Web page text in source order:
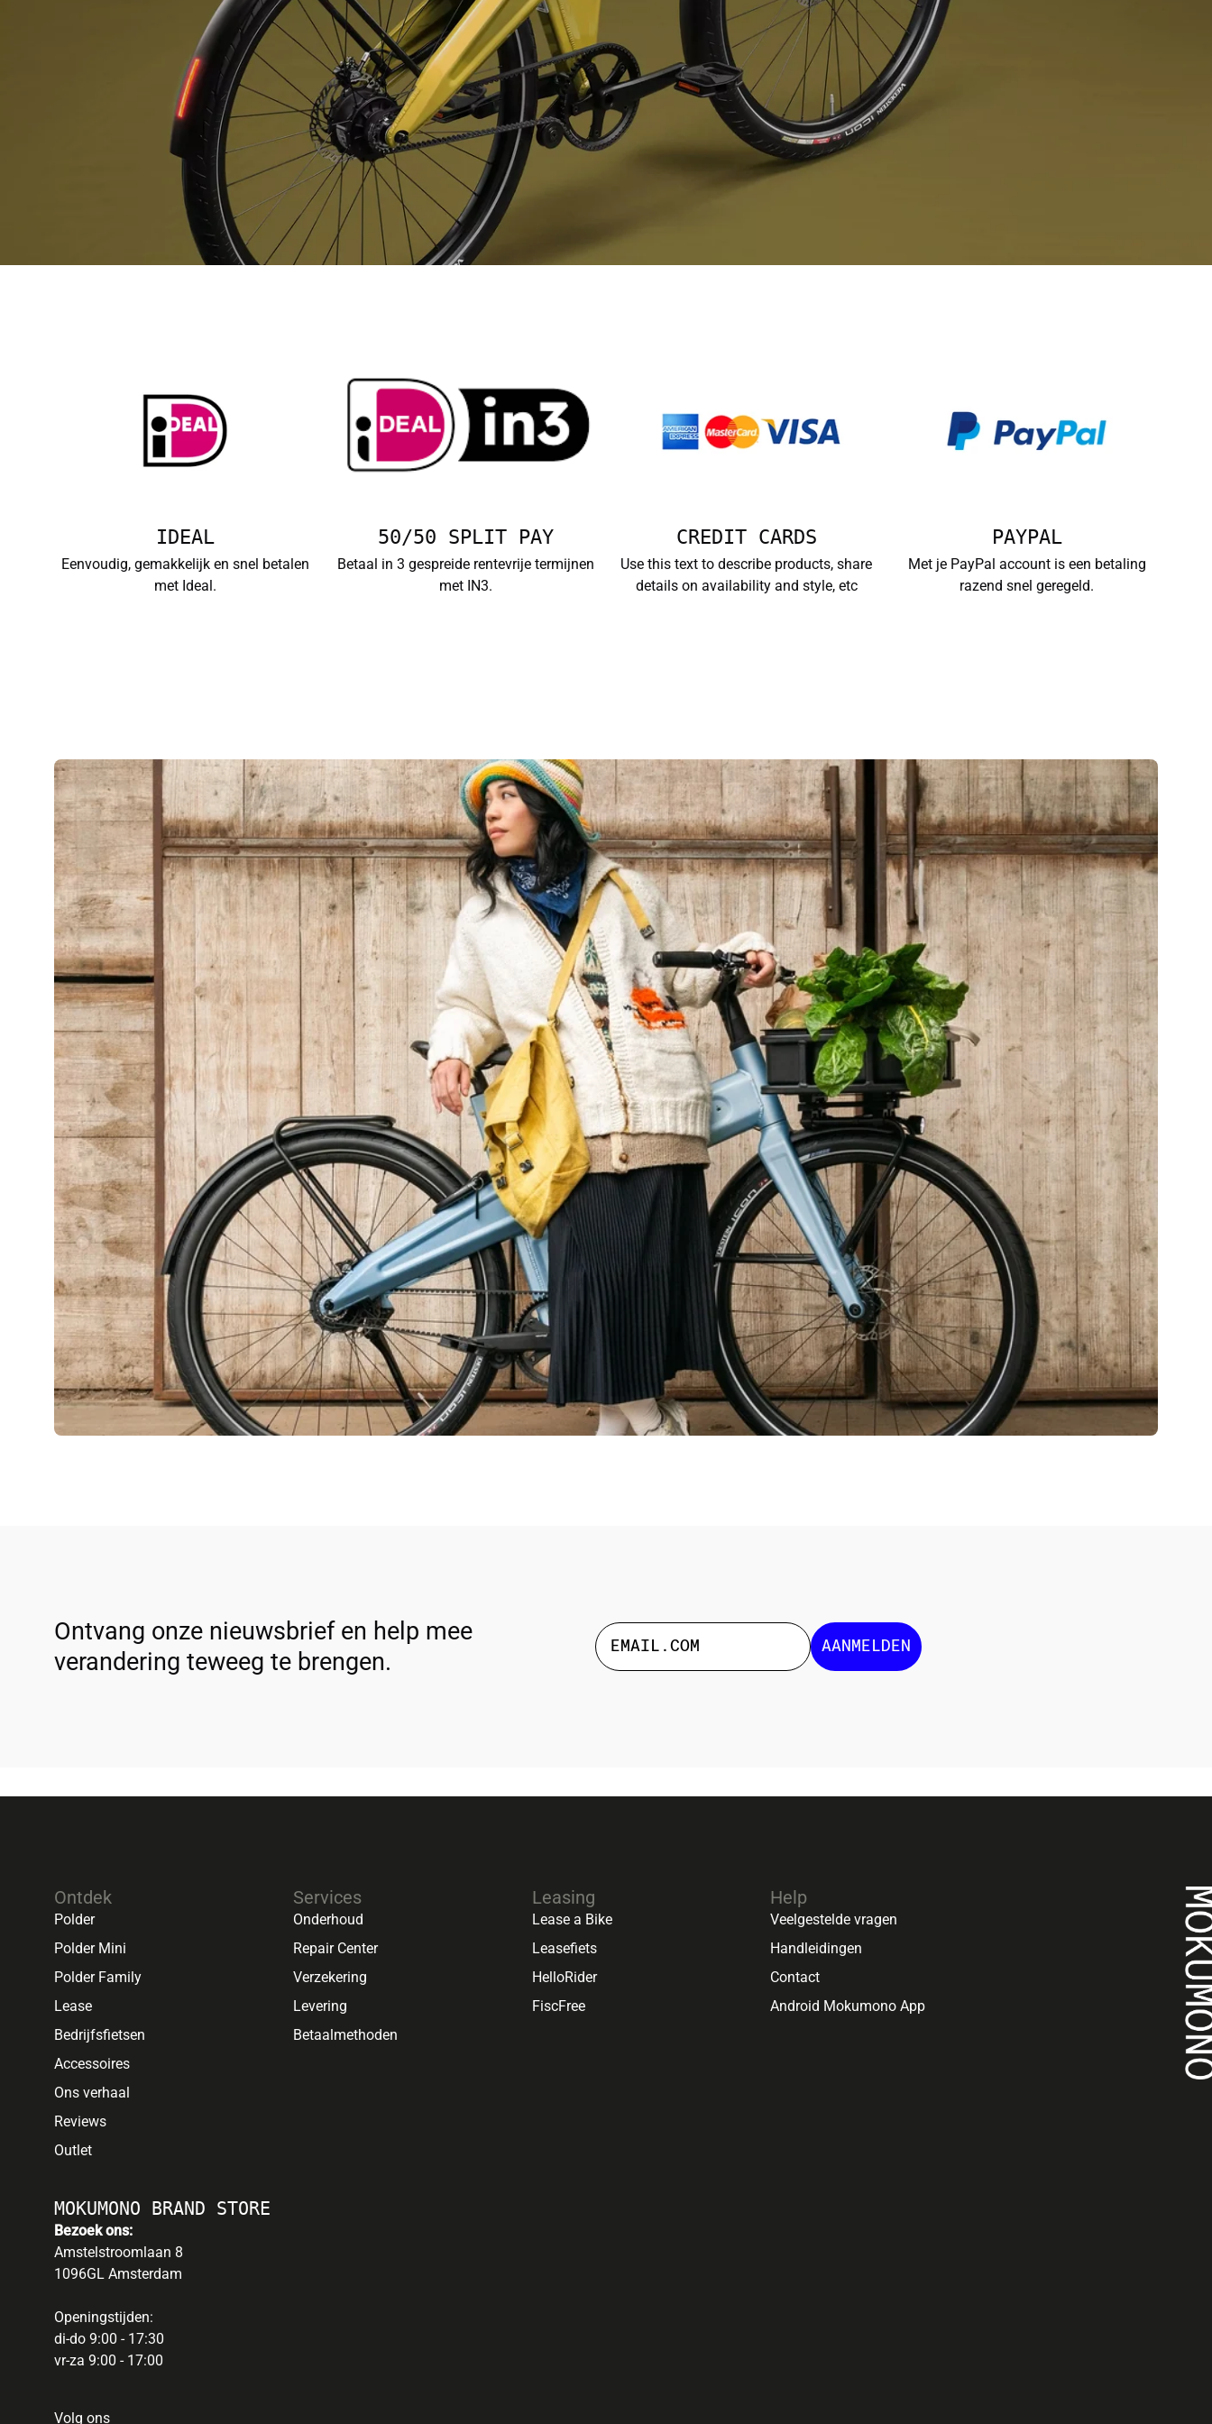
IDEAL
Eenvoudig, gemakkelijk en snel betalen
met Ideal.
50/50 SPLIT PAY
Betaal in 3 gespreide rentevrije termijnen
met IN3.
CREDIT CARDS
Use this text to describe products, share
details on availability and style, etc
PAYPAL
Met je PayPal account is een betaling
razend snel geregeld.
Ontvang onze nieuwsbrief en help mee
verandering teweeg te brengen.
AANMELDEN
Ontdek
Polder
Polder Mini
Polder Family
Lease
Bedrijfsfietsen
Accessoires
Ons verhaal
Reviews
Outlet
Services
Onderhoud
Repair Center
Verzekering
Levering
Betaalmethoden
Leasing
Lease a Bike
Leasefiets
HelloRider
FiscFree
Help
Veelgestelde vragen
Handleidingen
Contact
Android Mokumono App
MOKUMONO BRAND STORE
Bezoek ons:
Amstelstroomlaan 8
1096GL Amsterdam
Openingstijden:
di-do 9:00 - 17:30
vr-za 9:00 - 17:00
Volg ons